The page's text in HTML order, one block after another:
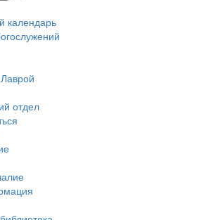
календарь
отдел